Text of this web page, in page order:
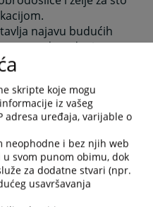
najavu budućih
događanja.
prikazuje pitanja i
sudu, a vezana
vezane za sam sud.
detaljne informacije
vremenski period.
informacije koje
Unutar svih grupa
onih koje su na
na riječ “više” prebaciti
informacija.
skripte koje mogu
iz vašeg
adresa uređaja, varijable o
neophodne i bez njih web
svom punom obimu, dok
za dodatne stvari (npr.
usavršavanja